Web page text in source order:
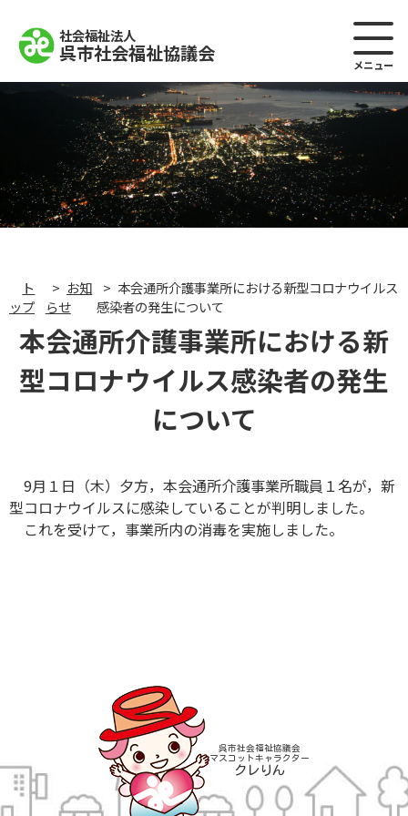
社会福祉法人
呉市社会福祉協議会 メニュー
ト
ップ
お知
らせ
本会通所介護事業所における新型コロナウイルス
感染者の発生について
本会通所介護事業所における新
型コロナウイルス感染者の発生
について
9月１日（木）夕方，本会通所介護事業所職員１名が，新
型コロナウイルスに感染していることが判明しました。
これを受けて，事業所内の消毒を実施しました。
呉市社会福祉協議会
マスコットキャラクター
クレりん